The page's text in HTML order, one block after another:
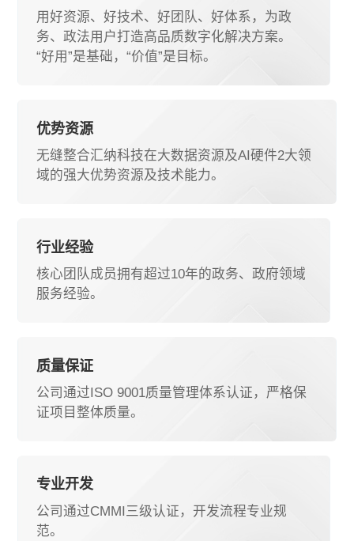
用好资源、好技术、好团队、好体系，为政
务、政法用户打造高品质数字化解决方案。
“好用”是基础，“价值”是目标。
优势资源
无缝整合汇纳科技在大数据资源及AI硬件2大领
域的强大优势资源及技术能力。
行业经验
核心团队成员拥有超过10年的政务、政府领域
服务经验。
质量保证
公司通过ISO 9001质量管理体系认证，严格保
证项目整体质量。
专业开发
公司通过CMMI三级认证，开发流程专业规
范。